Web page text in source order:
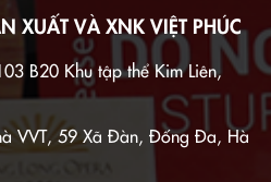
XUẤT VÀ XNK VIỆT PHÚC
B20 Khu tập thể Kim Liên,
VVT, 59 Xã Đàn, Đống Đa, Hà